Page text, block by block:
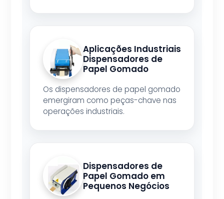
Aplicações Industriais
Dispensadores de
Papel Gomado
Os dispensadores de papel gomado
emergiram como peças-chave nas
operações industriais.
Dispensadores de
Papel Gomado em
Pequenos Negócios